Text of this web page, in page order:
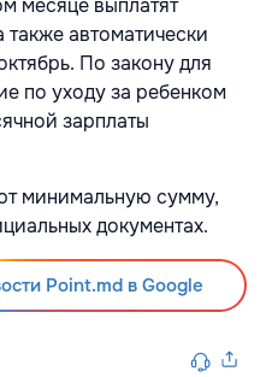
месяце выплатят
автоматически
По закону для
по уходу за ребенком
зарплаты
минимальную сумму,
документах.
Point.md в Google